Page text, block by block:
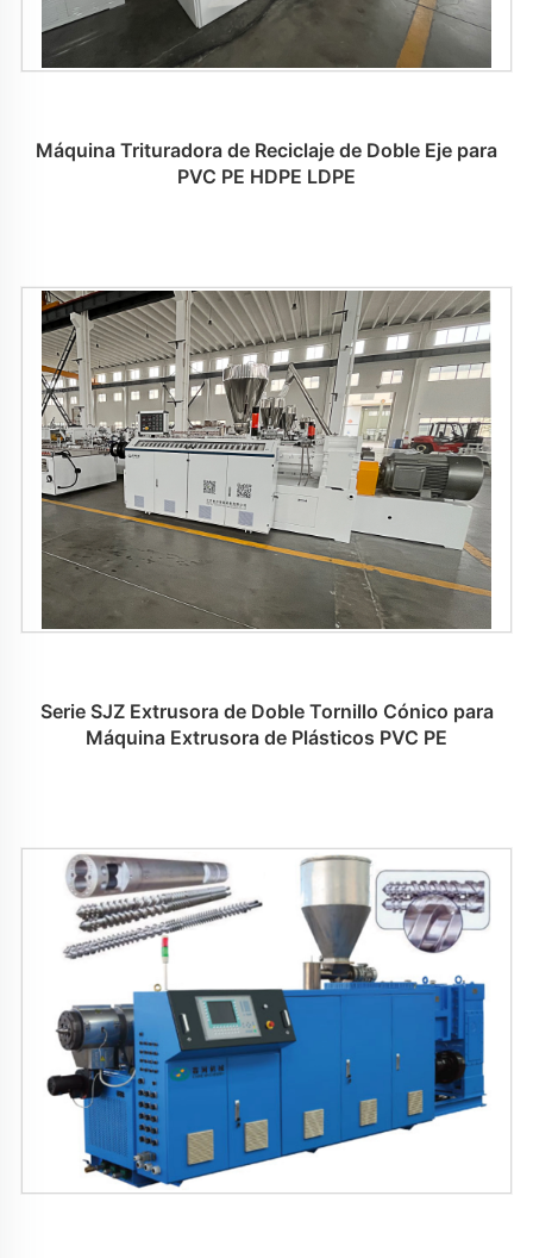
Máquina Trituradora de Reciclaje de Doble Eje para
PVC PE HDPE LDPE
Serie SJZ Extrusora de Doble Tornillo Cónico para
Máquina Extrusora de Plásticos PVC PE